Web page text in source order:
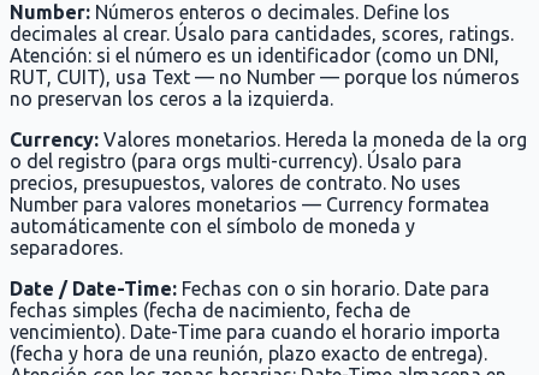
Number: Números enteros o decimales. Define los
decimales al crear. Úsalo para cantidades, scores, ratings.
Atención: si el número es un identificador (como un DNI,
RUT, CUIT), usa Text — no Number — porque los números
no preservan los ceros a la izquierda.
Currency: Valores monetarios. Hereda la moneda de la org
o del registro (para orgs multi-currency). Úsalo para
precios, presupuestos, valores de contrato. No uses
Number para valores monetarios — Currency formatea
automáticamente con el símbolo de moneda y
separadores.
Date / Date-Time: Fechas con o sin horario. Date para
fechas simples (fecha de nacimiento, fecha de
vencimiento). Date-Time para cuando el horario importa
(fecha y hora de una reunión, plazo exacto de entrega).